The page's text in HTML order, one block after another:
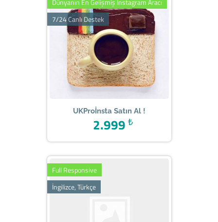
Dünyanın En Gelişmiş İnstagram Aracı
7/24 Canlı Destek
UKProİnsta Satın Al !
₺
2.999
Full Responsive
İngilizce, Türkçe